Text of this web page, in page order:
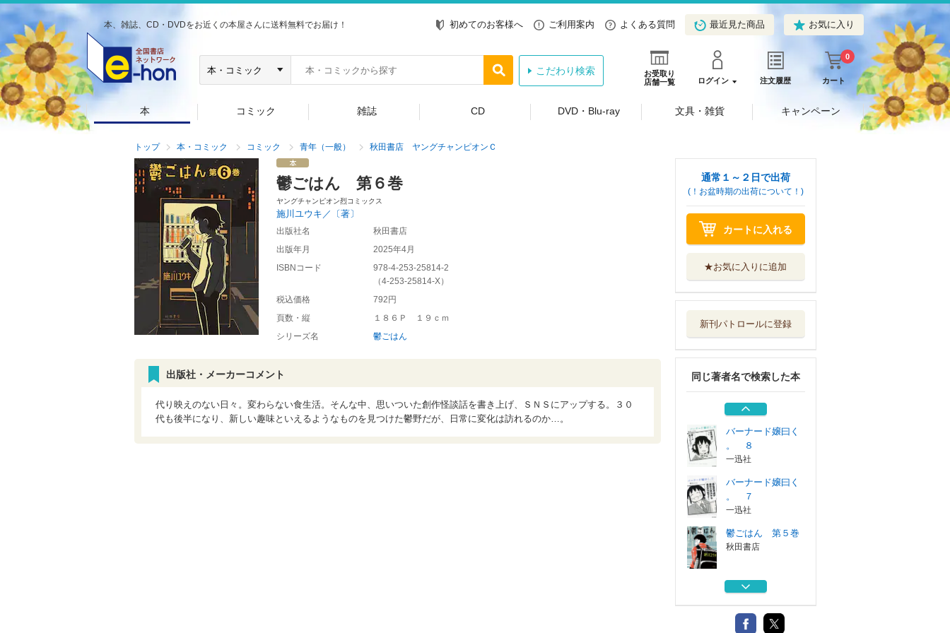
本、雑誌、CD・DVDをお近くの本屋さんに送料無料でお届け！ 初めてのお客様へ ご利用案内 よくある質問 最近見た商品 お気に入り
お受取り
店舗一覧
ログイン 注文履歴 カート
0
こだわり検索
本 コミック 雑誌 CD DVD・Blu-ray 文具・雑貨 キャンペーン
トップ 本・コミック コミック 青年（一般） 秋田書店 ヤングチャンピオンＣ
鬱ごはん 第６巻
ヤングチャンピオン烈コミックス
施川ユウキ／〔著〕
出版社名
秋田書店
出版年月
2025年4月
ISBNコード
978-4-253-25814-2
（4-253-25814-X）
税込価格
792円
頁数・縦
１８６Ｐ １９ｃｍ
シリーズ名
鬱ごはん
出版社・メーカーコメント
代り映えのない日々。変わらない食生活。そんな中、思いついた創作怪談話を書き上げ、ＳＮＳにアップする。３０
代も後半になり、新しい趣味といえるようなものを見つけた鬱野だが、日常に変化は訪れるのか…。
通常１～２日で出荷
(！お盆時期の出荷について！)
カートに入れる
★お気に入りに追加
新刊パトロールに登録
同じ著者名で検索した本
鬱ごはん 第５巻
秋田書店
鬱ごはん 第４巻
バーナード嬢曰く
。 ５
一迅社
バーナード嬢曰く
。 ８
一迅社
バーナード嬢曰く
。 ７
一迅社
鬱ごはん 第５巻
秋田書店
鬱ごはん 第４巻